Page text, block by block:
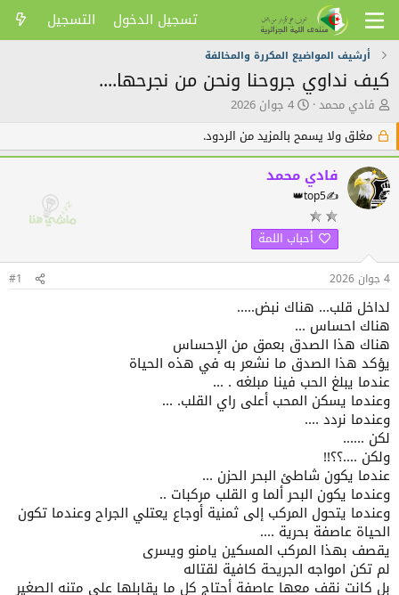
تسجيل الدخول التسجيل
أرشيف المواضيع المكررة والمخالفة
كيف نداوي جروحنا ونحن من نجرحها....
ك
ت
ب
ا
ل
م
و
ع
فادي محمد ت
ر
ي
خ
ا
ل
ش
ر
4 جوان 2026
مغلق ولا يسمح بالمزيد من الردود.
فادي محمد
👑top5✍️
أحباب اللمة
4 جوان 2026 #1
لداخل قلب... هناك نبض.....
هناك احساس ...
هناك هذا الصدق بعمق من الإحساس
يؤكد هذا الصدق ما نشعر به في هذه الحياة
عندما يبلغ الحب فينا مبلغه . ...
وعندما يسكن المحب أعلى راي القلب. ...
وعندما نردد ....
لكن ......
ولكن ....؟؟!!
عندما يكون شاطئ البحر الحزن ...
وعندما يكون البحر ألما و القلب مركبات ..
وعندما يتحول المركب إلى ثمنية أوجاع يعتلي الجراح وعندما تكون
الحياة عاصفة بحرية ....
يقصف بهذا المركب المسكين يامنو ويسرى
لم تكن امواجه الجريحة كافية لقتاله
بل كانت نقف معها عاصفة أحتاج كل ما يقابلها على متنه الصغير